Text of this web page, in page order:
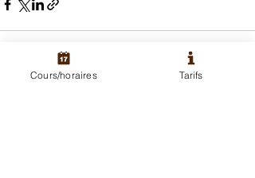
Cours/horaires Tarifs